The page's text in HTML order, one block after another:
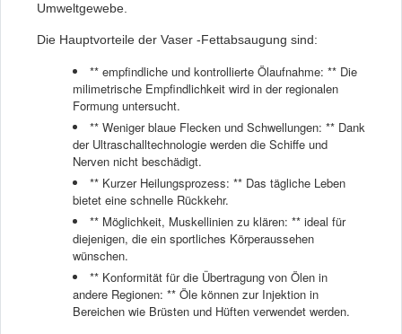
Umweltgewebe.
Die Hauptvorteile der Vaser -Fettabsaugung sind:
** empfindliche und kontrollierte Ölaufnahme: ** Die
milimetrische Empfindlichkeit wird in der regionalen
Formung untersucht.
** Weniger blaue Flecken und Schwellungen: ** Dank
der Ultraschalltechnologie werden die Schiffe und
Nerven nicht beschädigt.
** Kurzer Heilungsprozess: ** Das tägliche Leben
bietet eine schnelle Rückkehr.
** Möglichkeit, Muskellinien zu klären: ** ideal für
diejenigen, die ein sportliches Körperaussehen
wünschen.
** Konformität für die Übertragung von Ölen in
andere Regionen: ** Öle können zur Injektion in
Bereichen wie Brüsten und Hüften verwendet werden.